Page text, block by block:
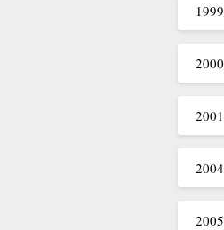
1999
2000
2001
2004
2005